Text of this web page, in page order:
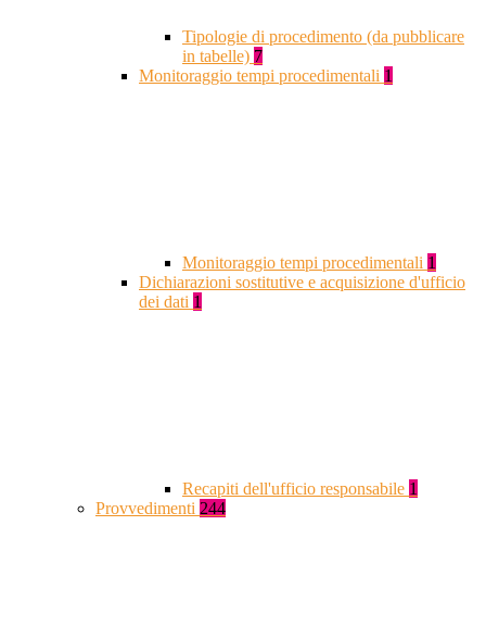
Tipologie di procedimento (da pubblicare
in tabelle) 7
Monitoraggio tempi procedimentali 1
Monitoraggio tempi procedimentali 1
Dichiarazioni sostitutive e acquisizione d'ufficio
dei dati 1
Recapiti dell'ufficio responsabile 1
Provvedimenti 244